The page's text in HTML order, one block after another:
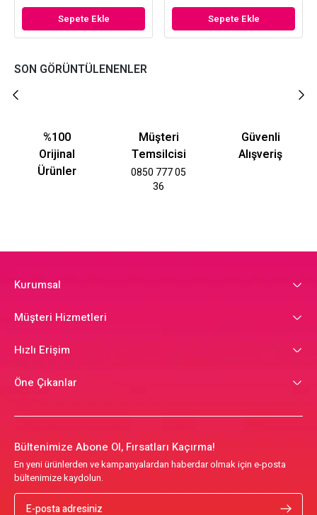
Sepete Ekle Sepete Ekle
SON GÖRÜNTÜLENENLER
%100
Orijinal
Ürünler
Müşteri
Temsilcisi
0850 777 05
36
Güvenli
Alışveriş
Kurumsal
Müşteri Hizmetleri
Hızlı Erişim
Öne Çıkanlar
Bültenimize Abone Ol, Fırsatları Kaçırma!
En yeni ürünlerden ve kampanyalardan haberdar olmak için e-posta
bültenimize kaydolun.